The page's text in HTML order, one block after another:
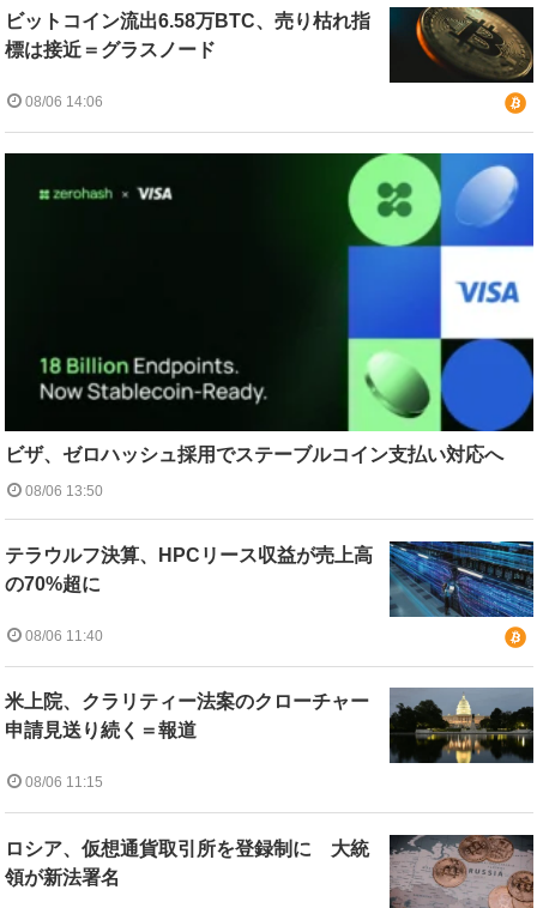
ビットコイン流出6.58万BTC、売り枯れ指
標は接近＝グラスノード
08/06 14:06
ビザ、ゼロハッシュ採用でステーブルコイン支払い対応へ
08/06 13:50
テラウルフ決算、HPCリース収益が売上高
の70%超に
08/06 11:40
米上院、クラリティー法案のクローチャー
申請見送り続く＝報道
08/06 11:15
ロシア、仮想通貨取引所を登録制に 大統
領が新法署名